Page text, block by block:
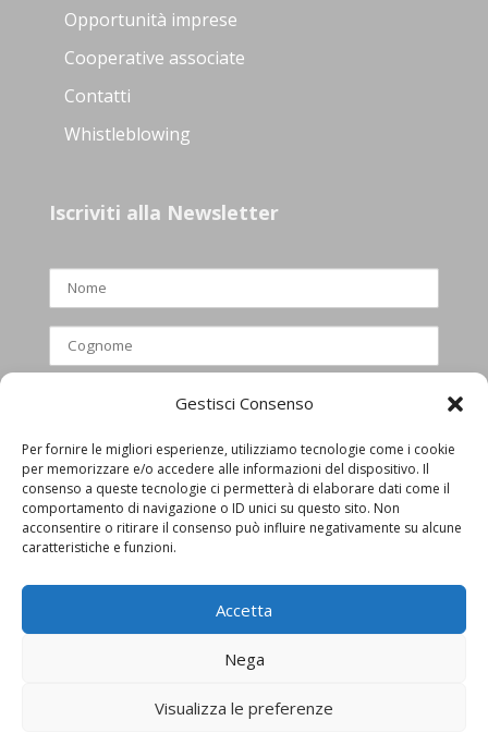
Gestisci Consenso
Per fornire le migliori esperienze, utilizziamo tecnologie come i cookie
per memorizzare e/o accedere alle informazioni del dispositivo. Il
consenso a queste tecnologie ci permetterà di elaborare dati come il
comportamento di navigazione o ID unici su questo sito. Non
acconsentire o ritirare il consenso può influire negativamente su alcune
caratteristiche e funzioni.
Accetta
Nega
Visualizza le preferenze
Opportunità imprese
Cooperative associate
Contatti
Whistleblowing
Iscriviti alla Newsletter
Ho letto e accettato l’informativa
privacy